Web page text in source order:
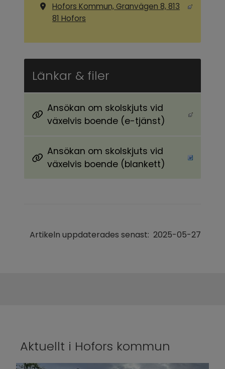
Hofors Kommun, Granvägen 8, 813
81 Hofors
Länkar & filer
Ansökan om skolskjuts vid
växelvis boende (e-tjänst)
Länk till annan webbplats, öppnas i nytt
Ansökan om skolskjuts vid
växelvis boende (blankett)
Word, 67.2 kB, öppnas i nytt fönster.
Artikeln uppdaterades senast: 2025-05-27
Aktuellt i Hofors kommun